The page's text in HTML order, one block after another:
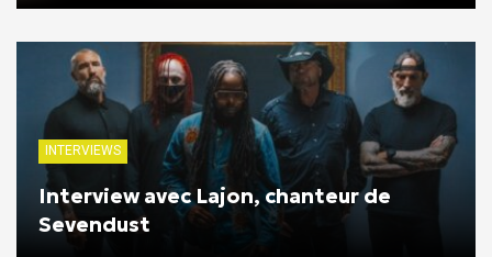
INTERVIEWS
Interview avec Lajon, chanteur de
Sevendust